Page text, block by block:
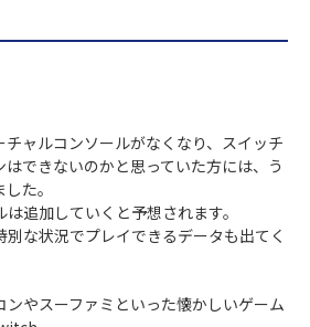
ャルコンソールがなくなり、スイッチ
できないのかと思っていた方には、う
た。
追加していくと予想されます。
な状況でプレイできるデータも出てく
やスーファミといった懐かしいゲーム